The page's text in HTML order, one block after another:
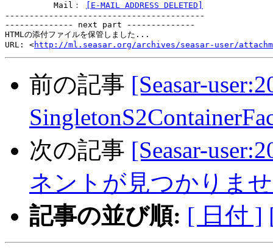
          Mail：
[E-MAIL ADDRESS DELETED]
-----------------------------------------
-------------- next part --------------
HTMLの添付ファイルを保管しました...
URL: <http://ml.seasar.org/archives/seasar-user/
前の記事 [Seasar-
次の記事 [Seasar-
ネントが見つかりま
記事の並び順: [ 日付 ]